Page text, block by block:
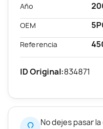
Año
OEM
Referencia
ID Original:834871
No dejes pasar